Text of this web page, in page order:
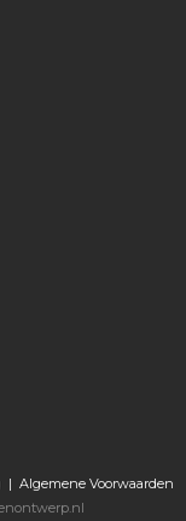
| Algemene Voorwaarden